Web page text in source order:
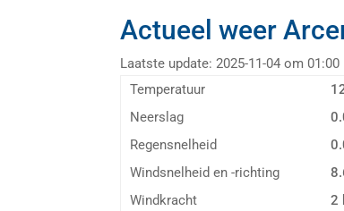
Actueel weer
Laatste update: 2025-11-04 om 01:00
Temperatuur
Neerslag
Regensnelheid
Windsnelheid en -richting
Windkracht
2